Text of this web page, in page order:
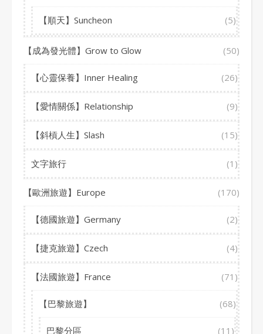
【順天】Suncheon (5)
【成為發光體】Grow to Glow (50)
【心靈保養】Inner Healing (26)
【愛情關係】Relationship (9)
【斜槓人生】Slash (15)
文字旅行 (1)
【歐洲旅遊】Europe (170)
【德國旅遊】Germany (2)
【捷克旅遊】Czech (4)
【法國旅遊】France (71)
【巴黎旅遊】 (68)
巴黎分區 (11)